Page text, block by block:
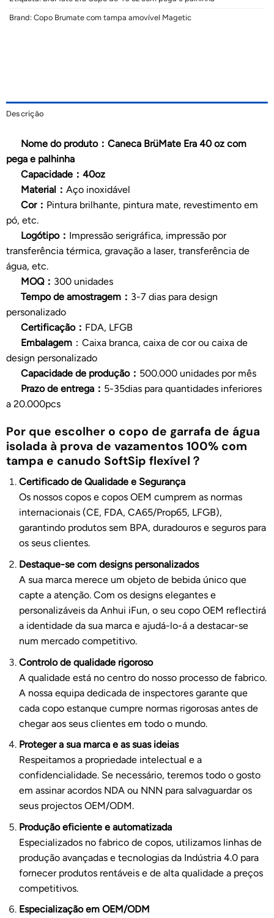
Brand: Copo Brumate com tampa amovível Magetic
Descrição
Nome do produto：Caneca BrüMate Era 40 oz com
pega e palhinha
Capacidade：40oz
Material： Aço inoxidável
Cor： Pintura brilhante, pintura mate, revestimento em
pó, etc.
Logótipo： Impressão serigráfica, impressão por
transferência térmica, gravação a laser, transferência de
água, etc.
MOQ： 300 unidades
Tempo de amostragem： 3-7 dias para design
personalizado
Certificação： FDA, LFGB
Embalagem：Caixa branca, caixa de cor ou caixa de
design personalizado
Capacidade de produção： 500.000 unidades por mês
Prazo de entrega： 5-35dias para quantidades inferiores
a 20.000pcs
Por que escolher o copo de garrafa de água
isolada à prova de vazamentos 100% com
tampa e canudo SoftSip flexível？
Certificado de Qualidade e Segurança
Os nossos copos e copos OEM cumprem as normas
internacionais (CE, FDA, CA65/Prop65, LFGB),
garantindo produtos sem BPA, duradouros e seguros para
os seus clientes.
Destaque-se com designs personalizados
A sua marca merece um objeto de bebida único que
capte a atenção. Com os designs elegantes e
personalizáveis da Anhui iFun, o seu copo OEM reflectirá
a identidade da sua marca e ajudá-lo-á a destacar-se
num mercado competitivo.
Controlo de qualidade rigoroso
A qualidade está no centro do nosso processo de fabrico.
A nossa equipa dedicada de inspectores garante que
cada copo estanque cumpre normas rigorosas antes de
chegar aos seus clientes em todo o mundo.
Proteger a sua marca e as suas ideias
Respeitamos a propriedade intelectual e a
confidencialidade. Se necessário, teremos todo o gosto
em assinar acordos NDA ou NNN para salvaguardar os
seus projectos OEM/ODM.
Produção eficiente e automatizada
Especializados no fabrico de copos, utilizamos linhas de
produção avançadas e tecnologias da Indústria 4.0 para
fornecer produtos rentáveis e de alta qualidade a preços
competitivos.
Especialização em OEM/ODM